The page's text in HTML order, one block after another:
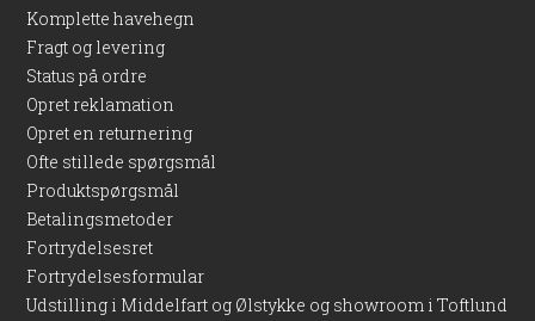
Komplette havehegn
Fragt og levering
Status på ordre
Opret reklamation
Opret en returnering
Ofte stillede spørgsmål
Produktspørgsmål
Betalingsmetoder
Fortrydelsesret
Fortrydelsesformular
Udstilling i Middelfart og Ølstykke og showroom i Toftlund